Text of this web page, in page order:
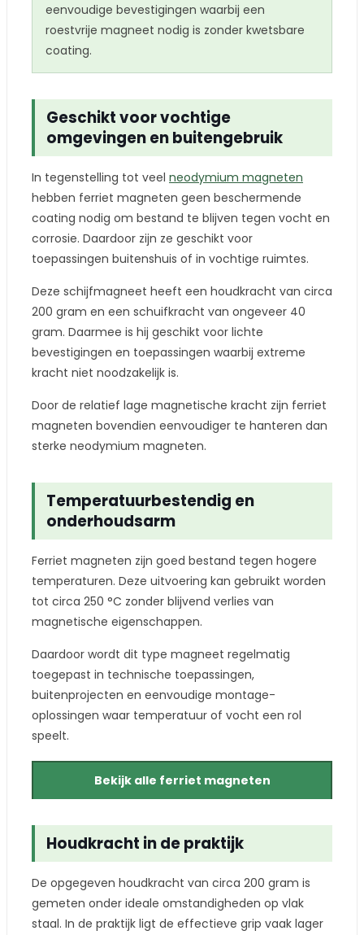
eenvoudige bevestigingen waarbij een
roestvrije magneet nodig is zonder kwetsbare
coating.
Geschikt voor vochtige
omgevingen en buitengebruik
In tegenstelling tot veel neodymium magneten
hebben ferriet magneten geen beschermende
coating nodig om bestand te blijven tegen vocht en
corrosie. Daardoor zijn ze geschikt voor
toepassingen buitenshuis of in vochtige ruimtes.
Deze schijfmagneet heeft een houdkracht van circa
200 gram en een schuifkracht van ongeveer 40
gram. Daarmee is hij geschikt voor lichte
bevestigingen en toepassingen waarbij extreme
kracht niet noodzakelijk is.
Door de relatief lage magnetische kracht zijn ferriet
magneten bovendien eenvoudiger te hanteren dan
sterke neodymium magneten.
Temperatuurbestendig en
onderhoudsarm
Ferriet magneten zijn goed bestand tegen hogere
temperaturen. Deze uitvoering kan gebruikt worden
tot circa 250 °C zonder blijvend verlies van
magnetische eigenschappen.
Daardoor wordt dit type magneet regelmatig
toegepast in technische toepassingen,
buitenprojecten en eenvoudige montage-
oplossingen waar temperatuur of vocht een rol
speelt.
Bekijk alle ferriet magneten
Houdkracht in de praktijk
De opgegeven houdkracht van circa 200 gram is
gemeten onder ideale omstandigheden op vlak
staal. In de praktijk ligt de effectieve grip vaak lager